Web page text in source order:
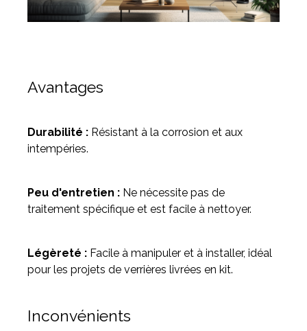
Avantages
Durabilité : Résistant à la corrosion et aux
intempéries.
Peu d'entretien : Ne nécessite pas de
traitement spécifique et est facile à nettoyer.
Légèreté : Facile à manipuler et à installer, idéal
pour les projets de verrières livrées en kit.
Inconvénients